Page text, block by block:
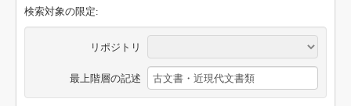
検索対象の限定:
リポジトリ
最上階層の記述